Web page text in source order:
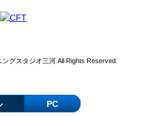
グスタジオ三河 All Rights Reserved.
PC